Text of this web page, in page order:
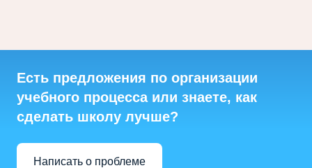
Есть предложения по организации
учебного процесса или знаете, как
сделать школу лучше?
Написать о проблеме